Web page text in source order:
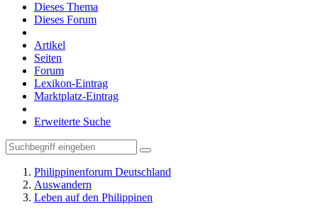
Dieses Thema
Dieses Forum
Artikel
Seiten
Forum
Lexikon-Eintrag
Marktplatz-Eintrag
Erweiterte Suche
Philippinenforum Deutschland
Auswandern
Leben auf den Philippinen